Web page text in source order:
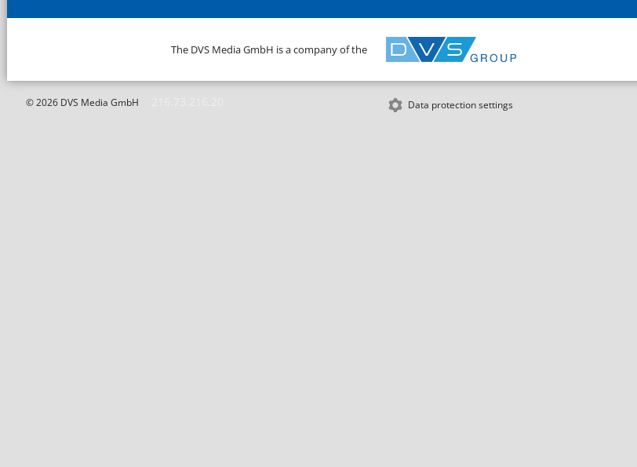
The DVS Media GmbH is a company of the
© 2026 DVS Media GmbH Data protection settings